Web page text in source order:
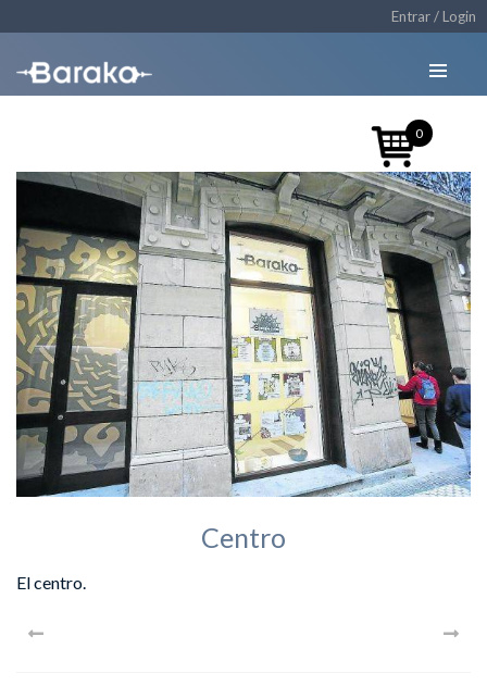
Entrar / Login
Centro
El centro.
PREV
0